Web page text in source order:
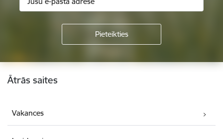
Kājene
Ātrās saites
Vakances